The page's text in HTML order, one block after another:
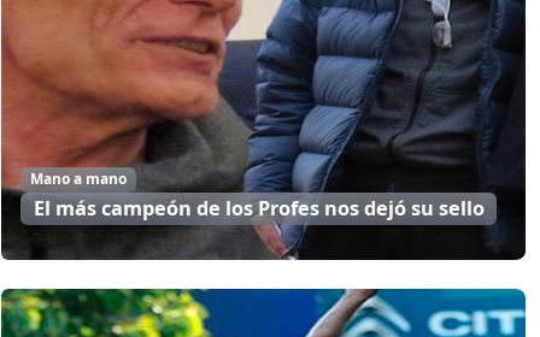
Mano a mano
El más campeón de los Profes nos dejó su sello